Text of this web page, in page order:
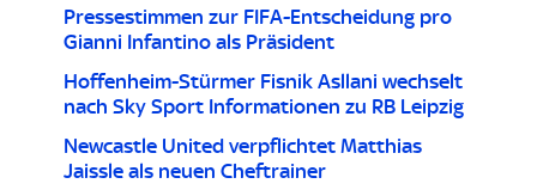
Pressestimmen zur FIFA-Entscheidung pro
Gianni Infantino als Präsident
Hoffenheim-Stürmer Fisnik Asllani wechselt
nach Sky Sport Informationen zu RB Leipzig
Newcastle United verpflichtet Matthias
Jaissle als neuen Cheftrainer